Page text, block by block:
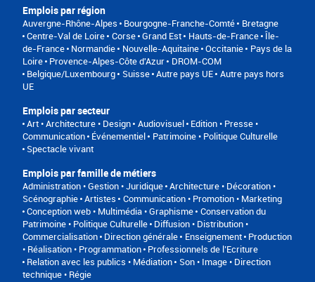
Emplois par région
Auvergne-Rhône-Alpes Bourgogne-Franche-Comté
Bretagne
Centre-Val de Loire Corse Grand Est Hauts-de-France Île-
de-France Normandie Nouvelle-Aquitaine Occitanie
Pays de la
Loire Provence-Alpes-Côte d'Azur
DROM-COM
Belgique/Luxembourg
Suisse Autre pays UE Autre pays hors
UE
Emplois par secteur
Art • Architecture • Design Audiovisuel Edition • Presse •
Communication Événementiel
Patrimoine • Politique Culturelle
Spectacle vivant
Emplois par famille de métiers
Administration • Gestion • Juridique Architecture • Décoration •
Scénographie Artistes
Communication • Promotion • Marketing
Conception web • Multimédia • Graphisme Conservation du
Patrimoine • Politique Culturelle Diffusion • Distribution •
Commercialisation Direction générale Enseignement Production
• Réalisation • Programmation Professionnels de l’Ecriture
Relation avec les publics • Médiation
Son • Image • Direction
technique • Régie